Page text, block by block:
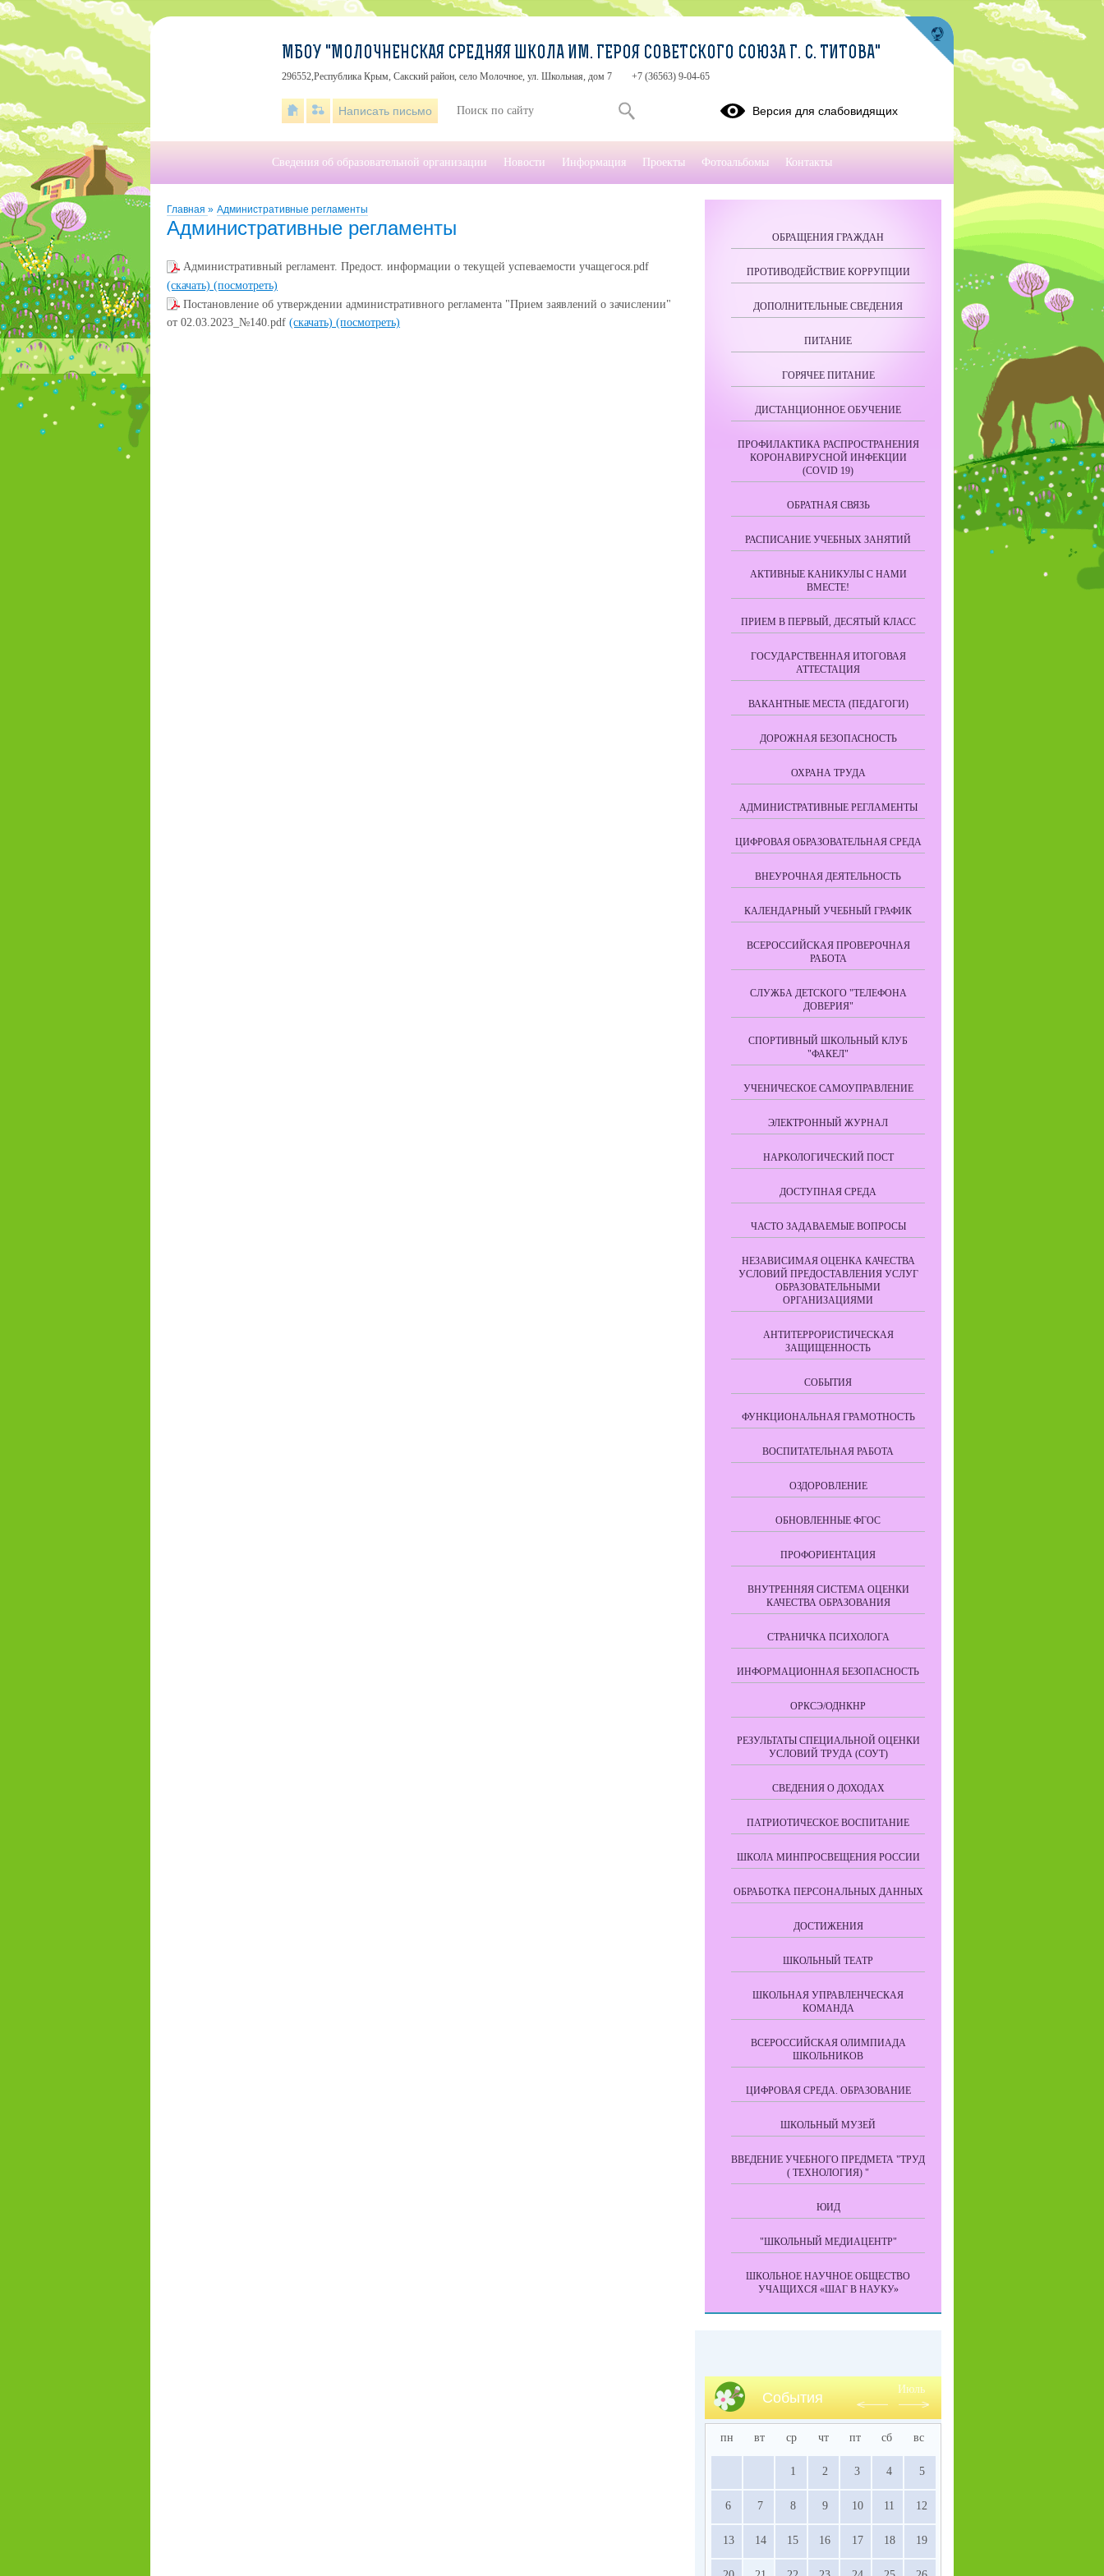
Главная » Административные регламенты
Административные регламенты
Административный регламент. Предост. информации о текущей успеваемости учащегося.pdf
(скачать) (посмотреть)
Постановление об утверждении административного регламента "Прием заявлений о зачислении"
от 02.03.2023_№140.pdf (скачать) (посмотреть)
ОБРАЩЕНИЯ ГРАЖДАН
ПРОТИВОДЕЙСТВИЕ КОРРУПЦИИ
ДОПОЛНИТЕЛЬНЫЕ СВЕДЕНИЯ
ПИТАНИЕ
ГОРЯЧЕЕ ПИТАНИЕ
ДИСТАНЦИОННОЕ ОБУЧЕНИЕ
ПРОФИЛАКТИКА РАСПРОСТРАНЕНИЯ
КОРОНАВИРУСНОЙ ИНФЕКЦИИ
(COVID 19)
ОБРАТНАЯ СВЯЗЬ
РАСПИСАНИЕ УЧЕБНЫХ ЗАНЯТИЙ
АКТИВНЫЕ КАНИКУЛЫ С НАМИ
ВМЕСТЕ!
ПРИЕМ В ПЕРВЫЙ, ДЕСЯТЫЙ КЛАСС
ГОСУДАРСТВЕННАЯ ИТОГОВАЯ
АТТЕСТАЦИЯ
ВАКАНТНЫЕ МЕСТА (ПЕДАГОГИ)
ДОРОЖНАЯ БЕЗОПАСНОСТЬ
ОХРАНА ТРУДА
АДМИНИСТРАТИВНЫЕ РЕГЛАМЕНТЫ
ЦИФРОВАЯ ОБРАЗОВАТЕЛЬНАЯ СРЕДА
ВНЕУРОЧНАЯ ДЕЯТЕЛЬНОСТЬ
КАЛЕНДАРНЫЙ УЧЕБНЫЙ ГРАФИК
ВСЕРОССИЙСКАЯ ПРОВЕРОЧНАЯ
РАБОТА
СЛУЖБА ДЕТСКОГО "ТЕЛЕФОНА
ДОВЕРИЯ"
СПОРТИВНЫЙ ШКОЛЬНЫЙ КЛУБ
"ФАКЕЛ"
УЧЕНИЧЕСКОЕ САМОУПРАВЛЕНИЕ
ЭЛЕКТРОННЫЙ ЖУРНАЛ
НАРКОЛОГИЧЕСКИЙ ПОСТ
ДОСТУПНАЯ СРЕДА
ЧАСТО ЗАДАВАЕМЫЕ ВОПРОСЫ
НЕЗАВИСИМАЯ ОЦЕНКА КАЧЕСТВА
УСЛОВИЙ ПРЕДОСТАВЛЕНИЯ УСЛУГ
ОБРАЗОВАТЕЛЬНЫМИ
ОРГАНИЗАЦИЯМИ
АНТИТЕРРОРИСТИЧЕСКАЯ
ЗАЩИЩЕННОСТЬ
СОБЫТИЯ
ФУНКЦИОНАЛЬНАЯ ГРАМОТНОСТЬ
ВОСПИТАТЕЛЬНАЯ РАБОТА
ОЗДОРОВЛЕНИЕ
ОБНОВЛЕННЫЕ ФГОС
ПРОФОРИЕНТАЦИЯ
ВНУТРЕННЯЯ СИСТЕМА ОЦЕНКИ
КАЧЕСТВА ОБРАЗОВАНИЯ
СТРАНИЧКА ПСИХОЛОГА
ИНФОРМАЦИОННАЯ БЕЗОПАСНОСТЬ
ОРКСЭ/ОДНКНР
РЕЗУЛЬТАТЫ СПЕЦИАЛЬНОЙ ОЦЕНКИ
УСЛОВИЙ ТРУДА (СОУТ)
СВЕДЕНИЯ О ДОХОДАХ
ПАТРИОТИЧЕСКОЕ ВОСПИТАНИЕ
ШКОЛА МИНПРОСВЕЩЕНИЯ РОССИИ
ОБРАБОТКА ПЕРСОНАЛЬНЫХ ДАННЫХ
ДОСТИЖЕНИЯ
ШКОЛЬНЫЙ ТЕАТР
ШКОЛЬНАЯ УПРАВЛЕНЧЕСКАЯ
КОМАНДА
ВСЕРОССИЙСКАЯ ОЛИМПИАДА
ШКОЛЬНИКОВ
ЦИФРОВАЯ СРЕДА. ОБРАЗОВАНИЕ
ШКОЛЬНЫЙ МУЗЕЙ
ВВЕДЕНИЕ УЧЕБНОГО ПРЕДМЕТА "ТРУД
( ТЕХНОЛОГИЯ) "
ЮИД
"ШКОЛЬНЫЙ МЕДИАЦЕНТР"
ШКОЛЬНОЕ НАУЧНОЕ ОБЩЕСТВО
УЧАЩИХСЯ «ШАГ В НАУКУ»
События
Июль
пн вт ср чт пт сб вс
1 2 3 4 5
6 7 8 9 10 11 12
13 14 15 16 17 18 19
МБОУ "МОЛОЧНЕНСКАЯ СРЕДНЯЯ ШКОЛА ИМ. ГЕРОЯ СОВЕТСКОГО СОЮЗА Г. С. ТИТОВА"
296552,Республика Крым, Сакский район, село Молочное, ул. Школьная, дом 7 +7 (36563) 9-04-65
Написать письмо Версия для слабовидящих
Сведения об образовательной организации Новости Информация Проекты Фотоальбомы Контакты